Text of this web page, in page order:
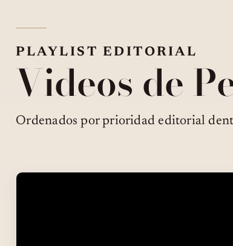
PLAYLIST EDITORIAL
Videos de
Ordenados por prioridad editorial